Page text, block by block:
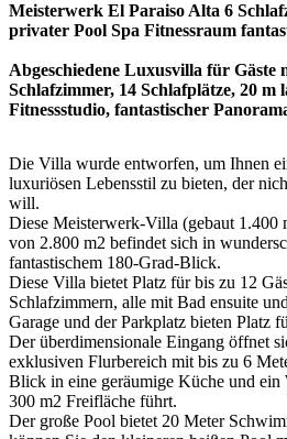
Meisterwerk El Paraiso Alta 6
privater Pool Spa Fitnessraum
Abgeschiedene Luxusvilla für Gäste
Schlafzimmer, 14 Schlafplätze, 20 m
Fitnessstudio, fantastischer
Die Villa wurde entworfen, um Ihnen
luxuriösen Lebensstil zu bieten, der
will.
Diese Meisterwerk-Villa (gebaut 1.400
von 2.800 m2 befindet sich in
fantastischem 180-Grad-Blick.
Diese Villa bietet Platz für bis zu 12
Schlafzimmern, alle mit Bad ensuite
Garage und der Parkplatz bieten Platz
Der überdimensionale Eingang öffnet
exklusiven Flurbereich mit bis zu 6
Blick in eine geräumige Küche und ein
300 m2 Freifläche führt.
Der große Pool bietet 20 Meter